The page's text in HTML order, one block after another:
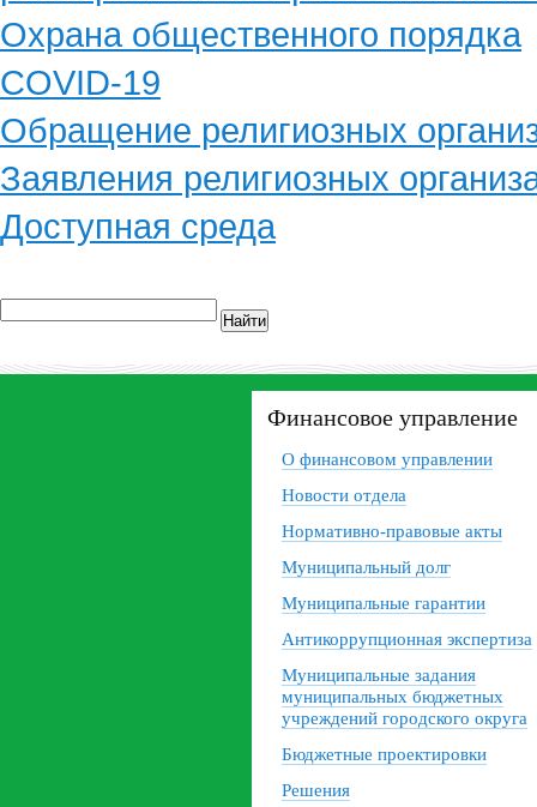
Охрана общественного порядка
COVID-19
Обращение религиозных
Заявления религиозных
Доступная среда
Найти
Финансовое управление
О финансовом управлении
Новости отдела
Нормативно-правовые акты
Муниципальный долг
Муниципальные гарантии
Антикоррупционная экспертиза
Муниципальные задания
муниципальных бюджетных
учреждений городского округа
Бюджетные проектировки
Решения